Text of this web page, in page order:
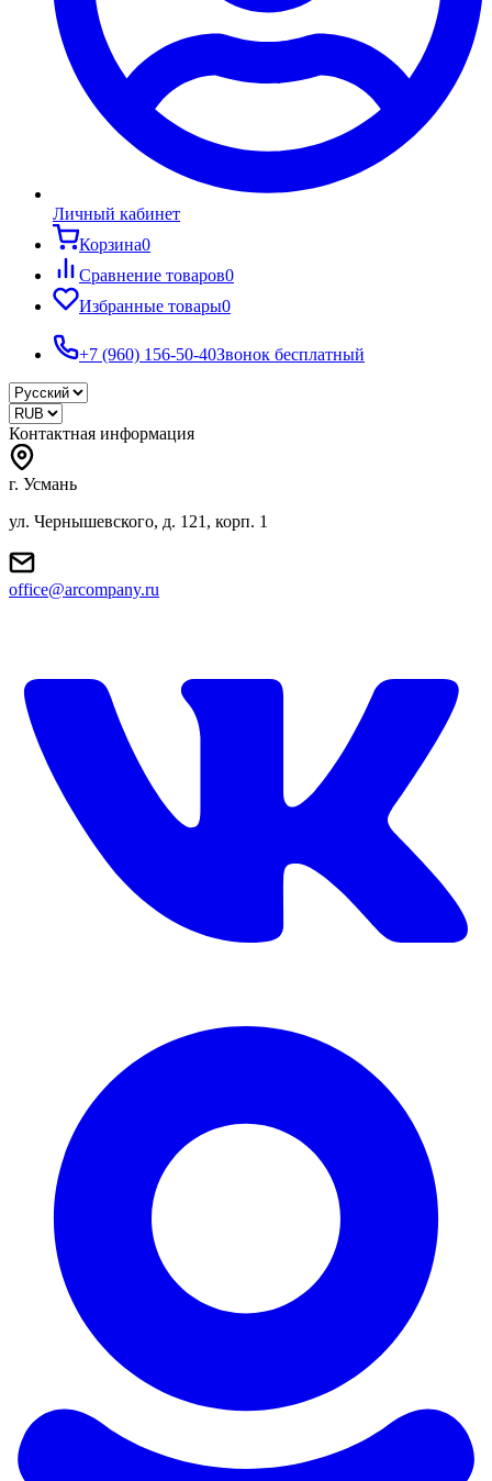
Личный кабинет
Корзина0
Сравнение товаров0
Избранные товары0
+7 (960) 156-50-40Звонок бесплатный
Контактная информация
г. Усмань
ул. Чернышевского, д. 121, корп. 1
office@arcompany.ru